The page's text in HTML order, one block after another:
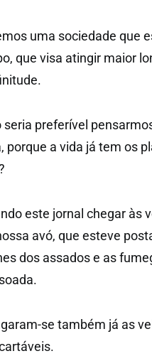
uma sociedade que
que visa atingir maior
seria preferível
porque a vida já tem os
este jornal chegar às
avó, que esteve
dos assados e as
se também já as